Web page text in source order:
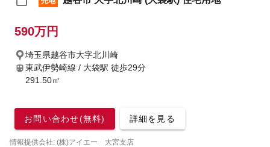
590万円
埼玉県越谷市大字北川崎
東武伊勢崎線 / 大袋駅 徒歩29分
291.50㎡
お問い合わせ(無料) 詳細を見る
情報提供会社: (株)アイエー 大宮支店